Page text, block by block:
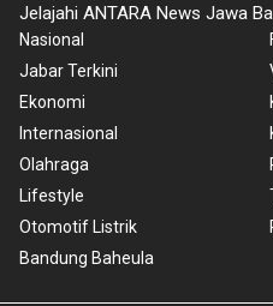
Jelajahi ANTARA News Jawa
Nasional
Jabar Terkini
Ekonomi
Internasional
Olahraga
Lifestyle
Otomotif Listrik
Bandung Baheula